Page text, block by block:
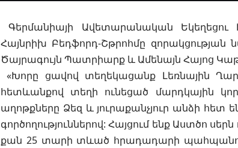
Գերմանիայի Ավետարանական
Հայնրիխ Բեդֆորդ-Շթրոհմը զորակցության
Ծայրագույն Պատրիարք և Ամենայն Հայոց
«Խորը ցավով տեղեկացանք Լեռնային
հետևանքով տեղի ունեցած մարդկային
աղոթքները Ձեզ և յուրաքանչյուր անձի
գործողություններով: Հայցում ենք Աստծո
քան 25 տարի տևած հրադադարի